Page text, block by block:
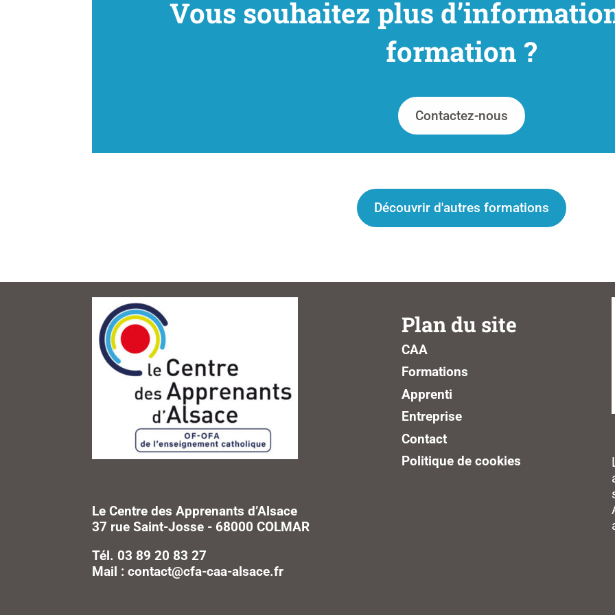
Vous souhaitez plus
formation ?
Contactez-nous
Découvrir d'autres formations
Le Centre des Apprenants d’Alsace
37 rue Saint-Josse - 68000 COLMAR
Tél. 03 89 20 83 27
Mail : contact@cfa-caa-alsace.fr
Plan du site
CAA
Formations
Apprenti
Entreprise
Contact
Politique de cookies